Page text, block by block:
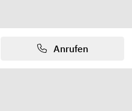
Anrufen